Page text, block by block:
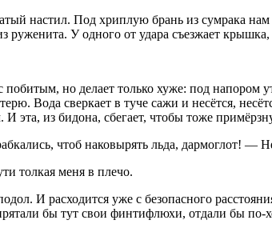
настил. Под хриплую брань из сумрака
У одного от удара съезжает
побитым, но делает только хуже: под
Вода сверкает в туче сажи и несётся,
И эта, из бидона, сбегает, чтобы тоже
чтоб наковырять льда, дармоглот!
толкая меня в плечо.
И расходится уже с безопасного
бы тут свои финтифлюхи, отдали бы по-